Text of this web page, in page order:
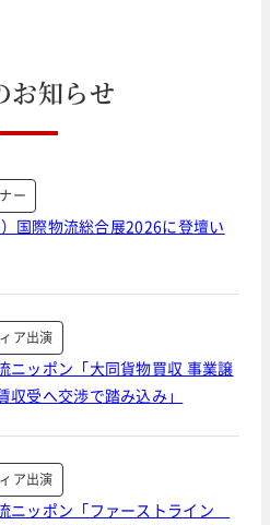
お知らせ
ー
国際物流総合展2026に登壇い
ア出演
ニッポン「大同貨物買収 事業譲
受へ交渉で踏み込み」
ア出演
ニッポン「ファーストライン